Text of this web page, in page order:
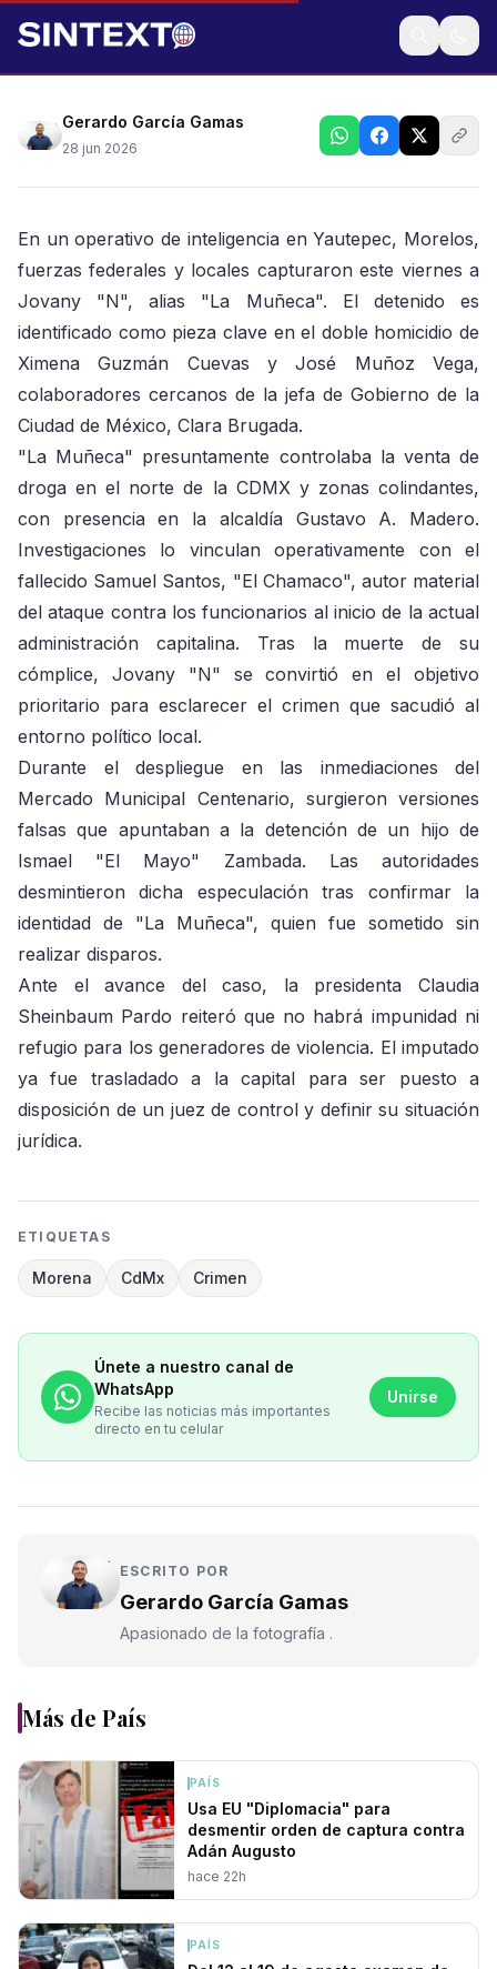
Es vinculado con el autor material del asesinato
Gerardo García Gamas
28 jun 2026
En un operativo de inteligencia en Yautepec, Morelos,
fuerzas federales y locales capturaron este viernes a
Jovany "N", alias "La Muñeca". El detenido es
identificado como pieza clave en el doble homicidio de
Ximena Guzmán Cuevas y José Muñoz Vega,
colaboradores cercanos de la jefa de Gobierno de la
Ciudad de México, Clara Brugada.
"La Muñeca" presuntamente controlaba la venta de
droga en el norte de la CDMX y zonas colindantes,
con presencia en la alcaldía Gustavo A. Madero.
Investigaciones lo vinculan operativamente con el
fallecido Samuel Santos, "El Chamaco", autor material
del ataque contra los funcionarios al inicio de la actual
administración capitalina. Tras la muerte de su
cómplice, Jovany "N" se convirtió en el objetivo
prioritario para esclarecer el crimen que sacudió al
entorno político local.
Durante el despliegue en las inmediaciones del
Mercado Municipal Centenario, surgieron versiones
falsas que apuntaban a la detención de un hijo de
Ismael "El Mayo" Zambada. Las autoridades
desmintieron dicha especulación tras confirmar la
identidad de "La Muñeca", quien fue sometido sin
realizar disparos.
Ante el avance del caso, la presidenta Claudia
Sheinbaum Pardo reiteró que no habrá impunidad ni
refugio para los generadores de violencia. El imputado
ya fue trasladado a la capital para ser puesto a
disposición de un juez de control y definir su situación
jurídica.
ETIQUETAS
Morena CdMx Crimen
Únete a nuestro canal de
WhatsApp
Recibe las noticias más importantes
directo en tu celular
Unirse
ESCRITO POR
Gerardo García Gamas
Apasionado de la fotografía .
Más de País
PAÍS
Usa EU "Diplomacia" para
desmentir orden de captura contra
Adán Augusto
hace 22h
PAÍS